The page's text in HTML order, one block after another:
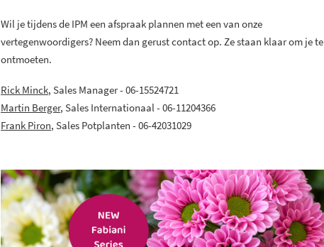
Wil je tijdens de IPM een afspraak plannen met een van onze
vertegenwoordigers? Neem dan gerust contact op. Ze staan klaar om je te
ontmoeten.
Rick Minck, Sales Manager - 06-15524721
Martin Berger, Sales Internationaal - 06-11204366
Frank Piron, Sales Potplanten - 06-42031029